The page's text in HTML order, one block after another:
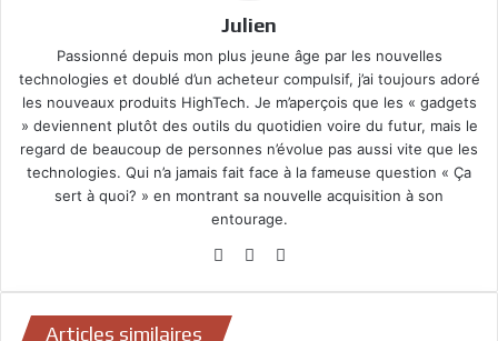
Julien
Passionné depuis mon plus jeune âge par les nouvelles
technologies et doublé d’un acheteur compulsif, j’ai toujours adoré
les nouveaux produits HighTech. Je m’aperçois que les « gadgets
» deviennent plutôt des outils du quotidien voire du futur, mais le
regard de beaucoup de personnes n’évolue pas aussi vite que les
technologies. Qui n’a jamais fait face à la fameuse question « Ça
sert à quoi? » en montrant sa nouvelle acquisition à son
entourage.
WebsiteFacebook
Articles similaires